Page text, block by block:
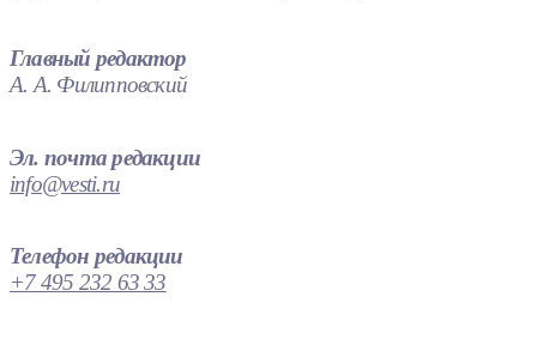
Главный редактор
А. А. Филипповский
Эл. почта редакции
info@vesti.ru
Телефон редакции
+7 495 232 63 33